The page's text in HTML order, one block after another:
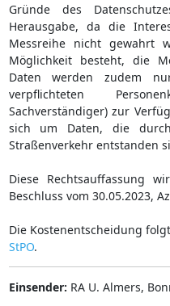
Gründe des
Herausgabe, da die
Messreihe nicht gewahrt
Möglichkeit besteht, die
Daten werden zudem
verpflichteten
Sachverständiger) zur
sich um Daten, die
Straßenverkehr entstanden
Diese Rechtsauffassung
Beschluss vom 30.05.2023,
Die Kostenentscheidung
StPO.
Einsender: RA U. Almers,